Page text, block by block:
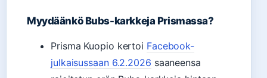
Myydäänkö Bubs-karkkeja Prismassa?
Prisma Kuopio kertoi Facebook-
julkaisussaan 6.2.2026 saaneensa